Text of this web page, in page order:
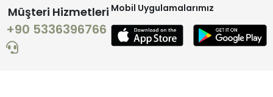
Müşteri Hizmetleri
+90 5336396766
Mobil Uygulamalarımız